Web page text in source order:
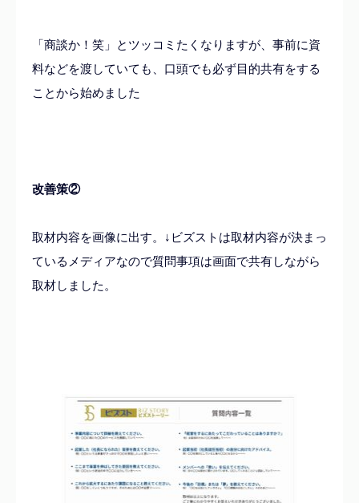
「商談か！笑」とツッコミたくなりますが、事前に資
料などを渡していても、口頭でも必ず目的共有をする
ことから始めました
改善策②
取材内容を画像に出す。↓ビズストは取材内容が決まっ
ているメディアなので質問事項は画面で共有しながら
取材しました。